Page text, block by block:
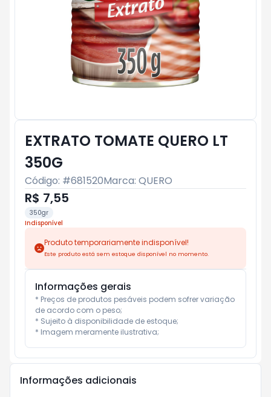
EXTRATO TOMATE QUERO LT
350G
Código: #681520Marca: QUERO
R$ 7,55
350gr
Indisponível
Produto temporariamente indisponível!
Este produto está sem estoque disponível no momento.
Informações gerais
* Preços de produtos pesáveis podem sofrer variação
de acordo com o peso;
* Sujeito à disponibilidade de estoque;
* Imagem meramente ilustrativa;
Informações adicionais